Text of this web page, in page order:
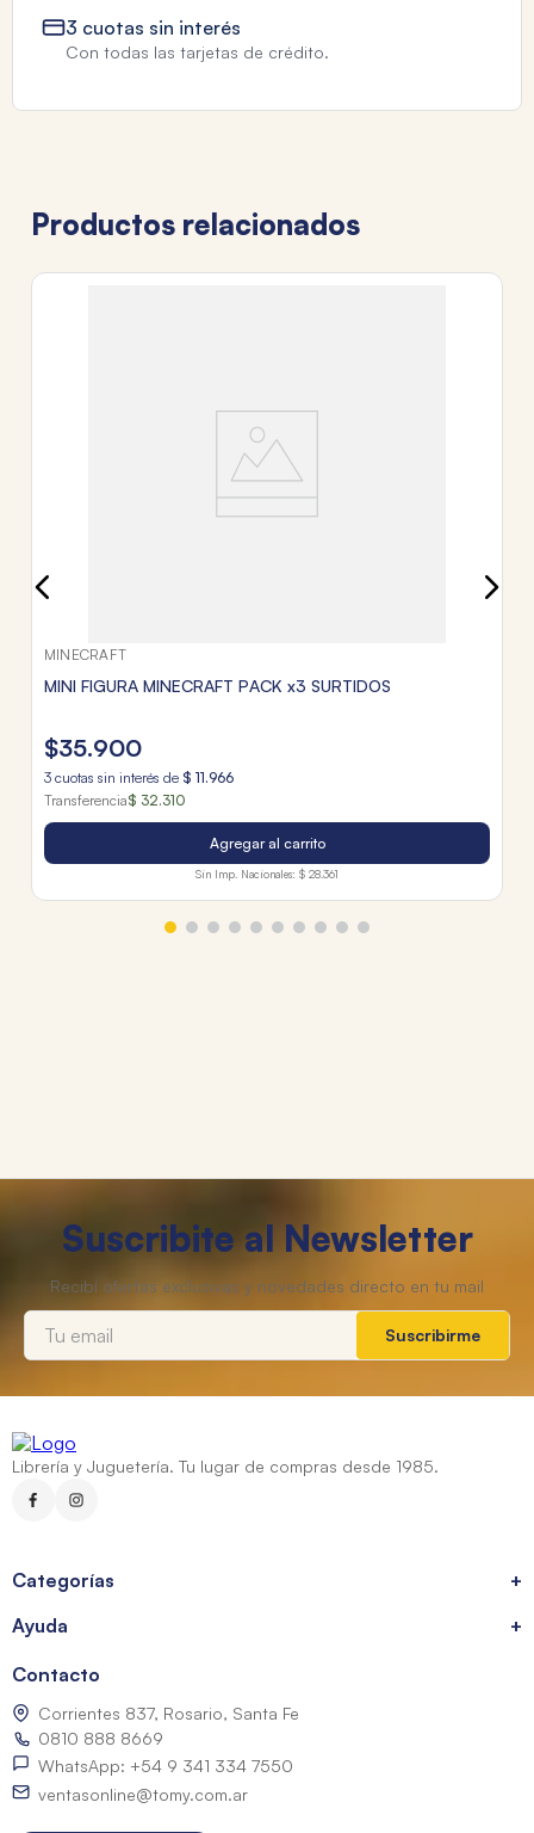
3 cuotas sin interés
Con todas las tarjetas de crédito.
Productos relacionados
MINECRAFT
MINI FIGURA MINECRAFT PACK x3 SURTIDOS
$35.900
3 cuotas sin interés de $ 11.966
Transferencia$ 32.310
Agregar al carrito
Sin Imp. Nacionales: $ 28.361
Suscribite al Newsletter
Suscribirme
Librería y Juguetería. Tu lugar de compras desde 1985.
Categorías
+
Ayuda
+
Contacto
Corrientes 837, Rosario, Santa Fe
0810 888 8669
WhatsApp: +54 9 341 334 7550
ventasonline@tomy.com.ar